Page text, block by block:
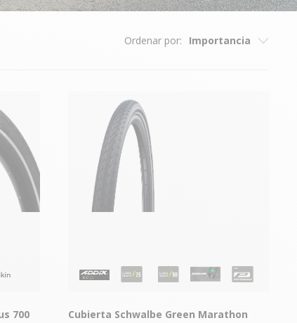
Ordenar por: Importancia
Translation missing: es.collection.sorting.most-relevant
Precio de - a + caro
Precio del + caro al - caro
700
Cubierta Schwalbe Green Marathon